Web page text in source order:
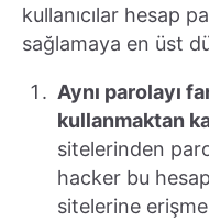
kullanıcılar hesap
sağlamaya en üst
Aynı parolayı
kullanmaktan
sitelerinden
hacker bu
sitelerine